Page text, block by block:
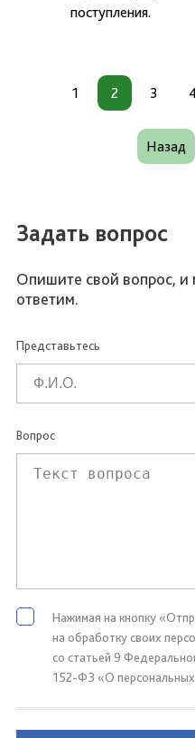
поступления.
1 2 3 4
Назад
Задать вопрос
Опишите свой вопрос, и
ответим.
Представьтесь
Вопрос
Нажимая на кнопку
на обработку своих
со статьей 9
152-ФЗ «О